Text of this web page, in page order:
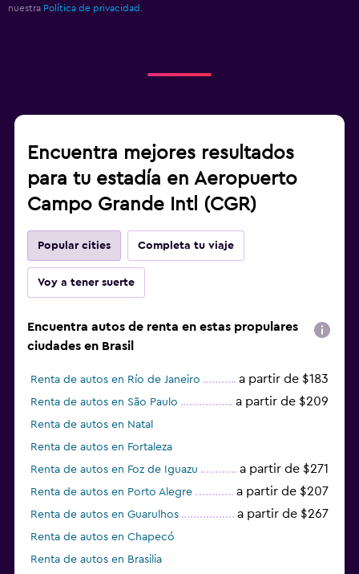
nuestra Política de privacidad.
Encuentra mejores resultados
para tu estadía en Aeropuerto
Campo Grande Intl (CGR)
Popular cities Completa tu viaje
Voy a tener suerte
Encuentra autos de renta en estas propulares
ciudades en Brasil
Renta de autos en Río de Janeiro a partir de $183
Renta de autos en São Paulo a partir de $209
Renta de autos en Natal
Renta de autos en Fortaleza
Renta de autos en Foz de Iguazu
a partir de $271
Renta de autos en Porto Alegre a partir de $207
Renta de autos en Guarulhos a partir de $267
Renta de autos en Chapecó
Renta de autos en Brasilia